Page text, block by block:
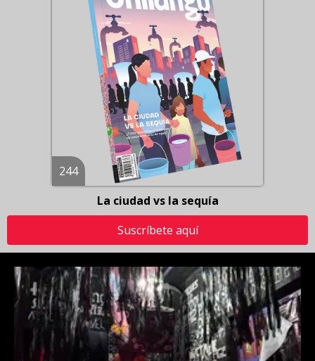
244
La ciudad vs la sequía
Suscríbete aquí